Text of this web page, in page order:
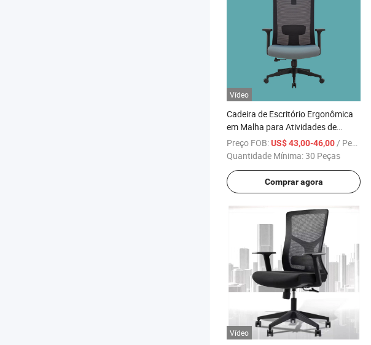
Vídeo
Cadeira de Escritório Ergonômica
em Malha para Atividades de
Computador
Preço FOB:US$ 43,00-46,00 / Peça
Quantidade Mínima:30 Peças
Comprar agora
Vídeo